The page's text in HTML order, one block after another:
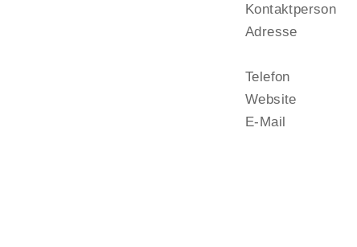
Kontaktperson
Adresse
Telefon
Website
E-Mail